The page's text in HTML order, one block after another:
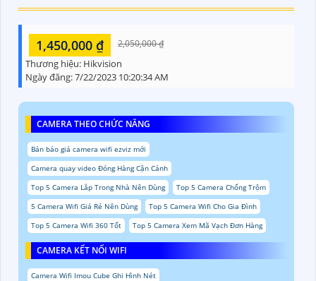
1,450,000 ₫ 2,050,000 ₫
Thương hiệu: Hikvision
Ngày đăng:7/22/2023 10:20:34 AM
CAMERA THEO CHỨC NĂNG
Bản báo giá camera wifi ezviz mới
Camera quay video Đóng Hàng Cận Cảnh
Top 5 Camera Lắp Trong Nhà Nên Dùng
Top 5 Camera Chống Trộm
5 Camera Wifi Giá Rẻ Nên Dùng
Top 5 Camera Wifi Cho Gia Đình
Top 5 Camera Wifi 360 Tốt
Top 5 Camera Xem Mã Vạch Đơn Hàng
CAMERA KẾT NỐI WIFI
Camera Wifi Imou Cube Ghi Hình Nét